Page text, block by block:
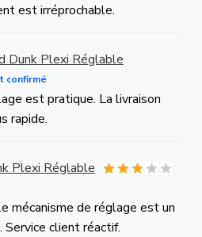
est irréprochable.
Dunk Plexi Réglable
confirmé
est pratique. La livraison
rapide.
Plexi Réglable
mécanisme de réglage est un
client réactif.